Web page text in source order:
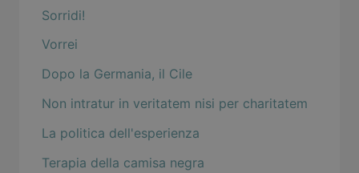
Sorridi!
Vorrei
Dopo la Germania, il Cile
Non intratur in veritatem nisi per charitatem
La politica dell'esperienza
Terapia della camisa negra